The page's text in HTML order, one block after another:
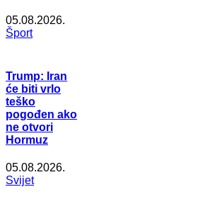
05.08.2026.
Šport
Trump: Iran
će biti vrlo
teško
pogođen ako
ne otvori
Hormuz
05.08.2026.
Svijet